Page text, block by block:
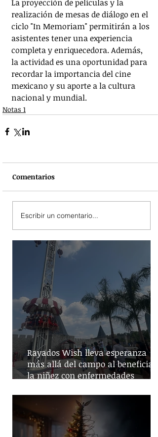
La proyección de películas y la
realización de mesas de diálogo en el
ciclo "In Memoriam" permitirán a los
asistentes tener una experiencia
completa y enriquecedora. Además,
la actividad es una oportunidad para
recordar la importancia del cine
mexicano y su aporte a la cultura
nacional y mundial.
Notas 1
Comentarios
Escribir un comentario...
Rayados Wish lleva esperanza
más allá del campo al beneficiar a
la niñez con enfermedades